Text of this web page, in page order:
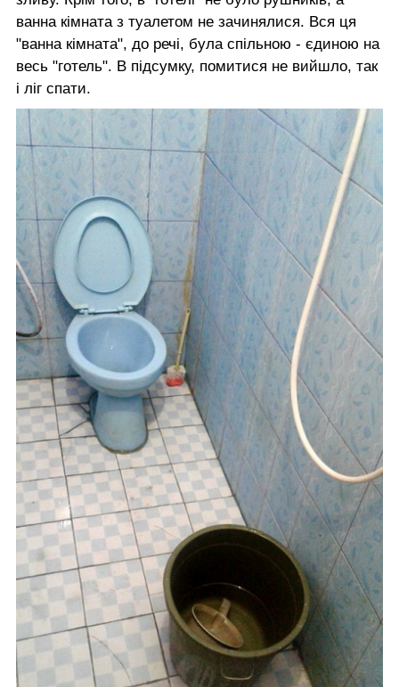
ванна кімната з туалетом не зачинялися. Вся ця
"ванна кімната", до речі, була спільною - єдиною на
весь "готель". В підсумку, помитися не вийшло, так
і ліг спати.